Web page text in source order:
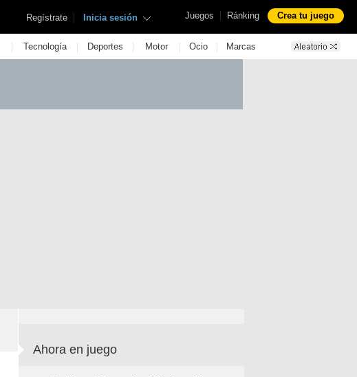
Juegos | Ránking Crea tu juego
Regístrate | Inicia sesión
| Tecnología | Deportes | Motor | Ocio | Marcas
Ahora en juego